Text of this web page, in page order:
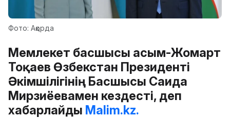
Фото: Ақорда
Мемлекет басшысы Қасым-Жомарт
Тоқаев Өзбекстан Президенті
Әкімшілігінің Басшысы Саида
Мирзиёевамен кездесті, деп
хабарлайды Malim.kz.